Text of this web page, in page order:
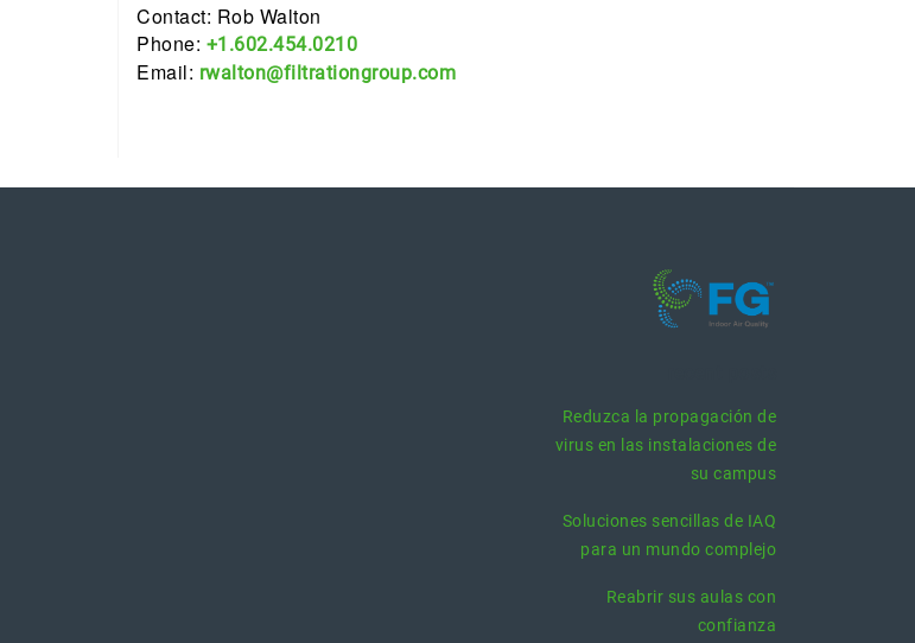
Contact: Rob Walton
Phone: +1.602.454.0210
Email: rwalton@filtrationgroup.com
Reduzca la propagación de
virus en las instalaciones de
su campus
Soluciones sencillas de IAQ
para un mundo complejo
Reabrir sus aulas con
confianza